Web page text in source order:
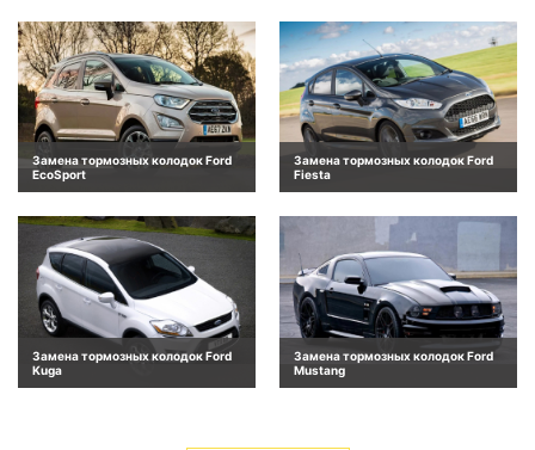
Замена тормозных колодок Ford
EcoSport
Замена тормозных колодок Ford
Fiesta
Замена тормозных колодок Ford
Kuga
Замена тормозных колодок Ford
Mustang